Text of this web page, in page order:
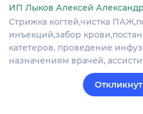
ИП Лыков Алексей
Стрижка когтей,чистка
инъекций,забор
катетеров, проведение
назначениям врачей,